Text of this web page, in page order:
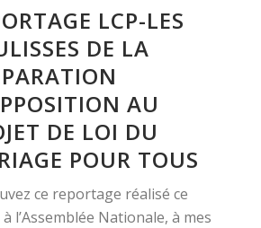
LCP-LES
DE LA
AU
DE LOI DU
POUR TOUS
ce reportage réalisé ce
l’Assemblée Nationale, à mes